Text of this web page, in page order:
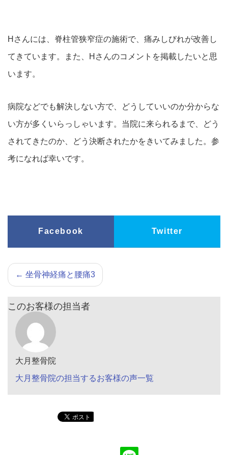
Hさんには、脊柱管狭窄症の施術で、痛みしびれが改善し
てきています。また、Hさんのコメントを掲載したいと思
います。
病院などでも解決しない方で、どうしていいのか分からな
い方が多くいらっしゃいます。当院に来られるまで、どう
されてきたのか、どう決断されたかをきいてみました。参
考になれば幸いです。
Facebook Twitter
← 坐骨神経痛と腰痛3
このお客様の担当者
大月整骨院
大月整骨院の担当するお客様の声一覧